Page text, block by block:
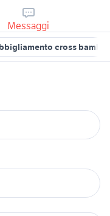
Messaggi
cross